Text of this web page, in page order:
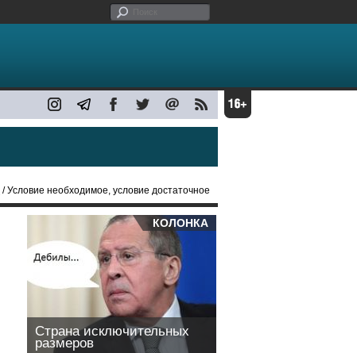
/ Условие необходимое, условие достаточное
КОЛОНКА
Страна исключительных
размеров